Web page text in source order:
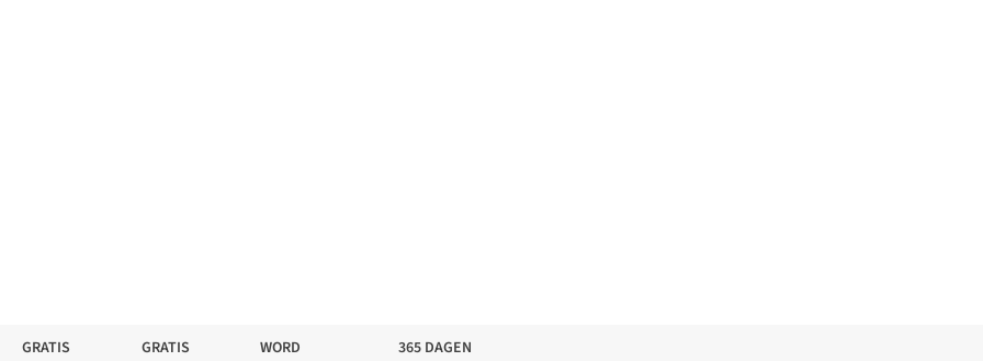
GRATIS
GRATIS
WORD
365 DAGEN